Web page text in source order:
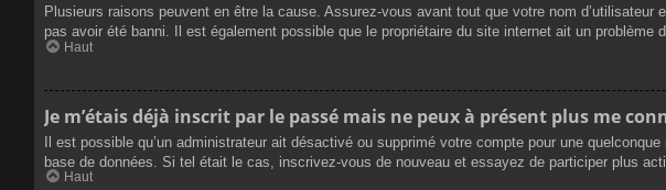
Plusieurs raisons peuvent en être la cause. Assurez-vous avant tout que votre nom
pas avoir été banni. Il est également possible que le propriétaire du site internet ait un problème
Haut
Je m’étais déjà inscrit par le passé mais ne peux à présent plus me
Il est possible qu’un administrateur ait désactivé ou supprimé votre compte pour une
base de données. Si tel était le cas, inscrivez-vous de nouveau et essayez de participer plus
Haut